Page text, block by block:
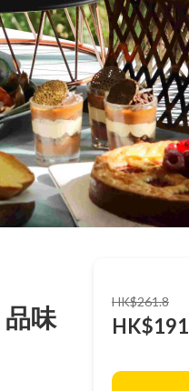
味
HK$261.8
HK$191